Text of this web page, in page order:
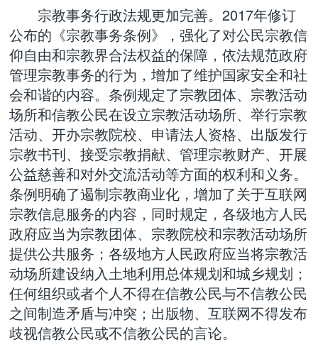
宗教事务行政法规更加完善。2017年修订
公布的《宗教事务条例》，强化了对公民宗教信
仰自由和宗教界合法权益的保障，依法规范政府
管理宗教事务的行为，增加了维护国家安全和社
会和谐的内容。条例规定了宗教团体、宗教活动
场所和信教公民在设立宗教活动场所、举行宗教
活动、开办宗教院校、申请法人资格、出版发行
宗教书刊、接受宗教捐献、管理宗教财产、开展
公益慈善和对外交流活动等方面的权利和义务。
条例明确了遏制宗教商业化，增加了关于互联网
宗教信息服务的内容，同时规定，各级地方人民
政府应当为宗教团体、宗教院校和宗教活动场所
提供公共服务；各级地方人民政府应当将宗教活
动场所建设纳入土地利用总体规划和城乡规划；
任何组织或者个人不得在信教公民与不信教公民
之间制造矛盾与冲突；出版物、互联网不得发布
歧视信教公民或不信教公民的言论。